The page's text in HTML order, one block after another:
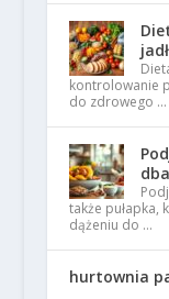
kontrolowanie
do zdrowego …
także pułapka,
dążeniu do …
hurtownia